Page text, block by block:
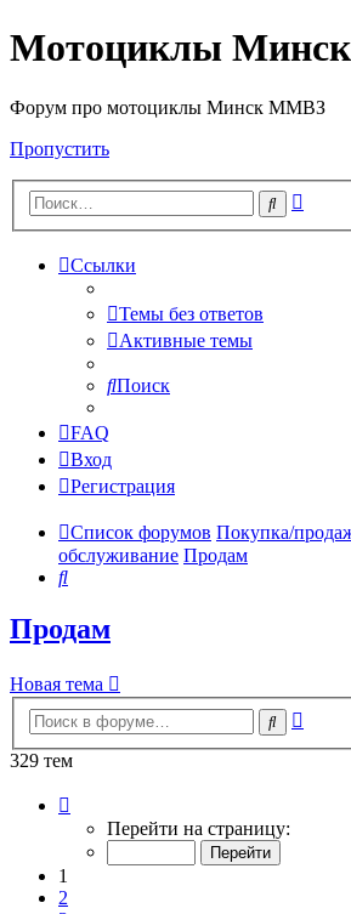
Мотоциклы
Форум про мотоциклы Минск ММВЗ
Пропустить
Поиск
Ссылки
Темы без ответов
Активные темы
Поиск
FAQ
Вход
Регистрация
Список форумов Покупка/
обслуживание Продам
Поиск
Продам
Новая тема
Поиск
329 тем
Перейти на страницу:
1
2